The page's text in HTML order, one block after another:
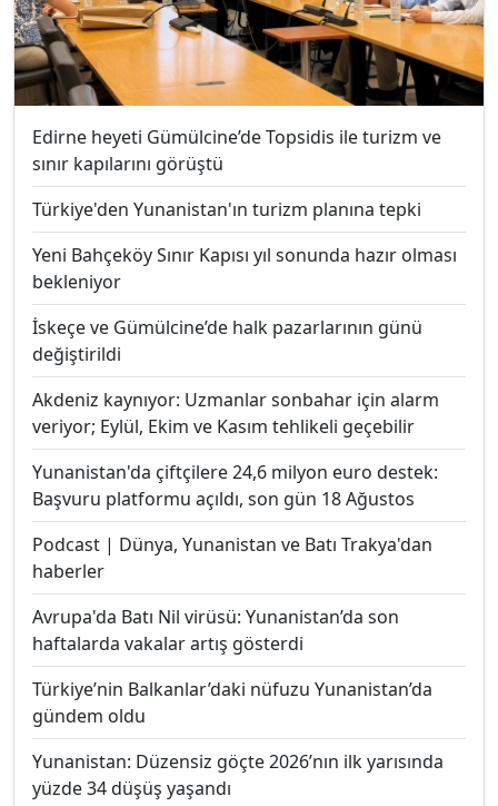
Edirne heyeti Gümülcine’de Topsidis ile turizm ve
sınır kapılarını görüştü
Türkiye'den Yunanistan'ın turizm planına tepki
Yeni Bahçeköy Sınır Kapısı yıl sonunda hazır olması
bekleniyor
İskeçe ve Gümülcine’de halk pazarlarının günü
değiştirildi
Akdeniz kaynıyor: Uzmanlar sonbahar için alarm
veriyor; Eylül, Ekim ve Kasım tehlikeli geçebilir
Yunanistan'da çiftçilere 24,6 milyon euro destek:
Başvuru platformu açıldı, son gün 18 Ağustos
Podcast | Dünya, Yunanistan ve Batı Trakya'dan
haberler
Avrupa'da Batı Nil virüsü: Yunanistan’da son
haftalarda vakalar artış gösterdi
Türkiye’nin Balkanlar’daki nüfuzu Yunanistan’da
gündem oldu
Yunanistan: Düzensiz göçte 2026’nın ilk yarısında
yüzde 34 düşüş yaşandı